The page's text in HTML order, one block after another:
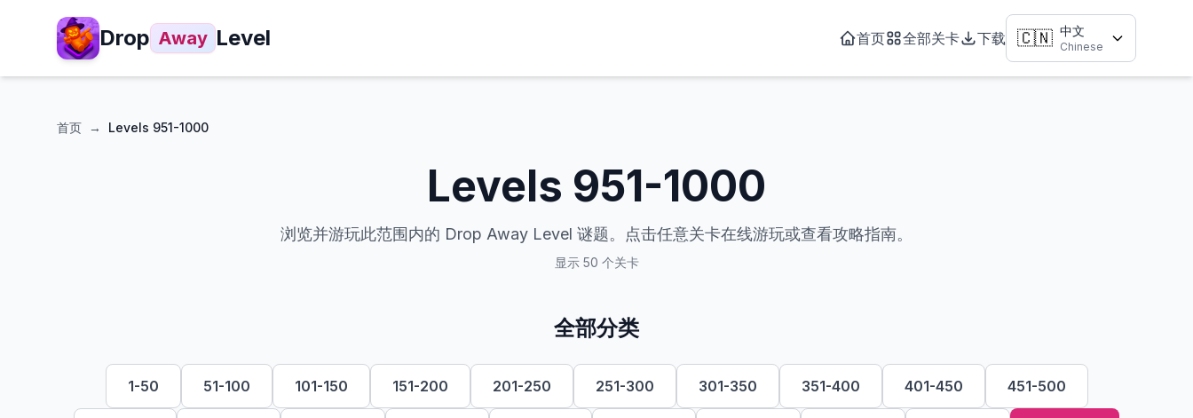
Drop Away Level 首页 全部关卡 下载 🇨🇳 中文
Chinese
首页 → Levels 951-1000
Levels 951-1000
浏览并游玩此范围内的 Drop Away Level 谜题。点击任意关卡在线游玩或查看攻略指南。
显示 50 个关卡
全部分类
1-50 51-100 101-150 151-200 201-250 251-300 301-350 351-400 401-450 451-500